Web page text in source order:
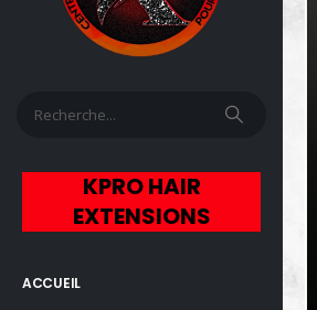
KPRO HAIR
EXTENSIONS
ACCUEIL